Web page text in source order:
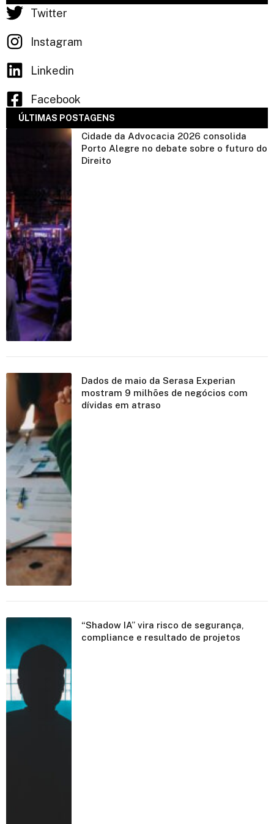
Twitter
Instagram
Linkedin
Facebook
ÚLTIMAS POSTAGENS
Cidade da Advocacia 2026 consolida
Porto Alegre no debate sobre o futuro do
Direito
Dados de maio da Serasa Experian
mostram 9 milhões de negócios com
dívidas em atraso
“Shadow IA” vira risco de segurança,
compliance e resultado de projetos